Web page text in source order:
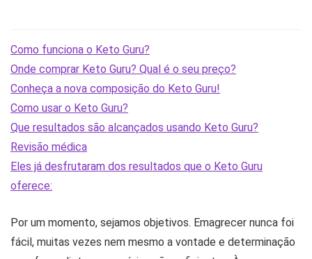
Como funciona o Keto Guru?
Onde comprar Keto Guru? Qual é o seu preço?
Conheça a nova composição do Keto Guru!
Como usar o Keto Guru?
Que resultados são alcançados usando Keto Guru?
Revisão médica
Eles já desfrutaram dos resultados que o Keto Guru
oferece:
Por um momento, sejamos objetivos. Emagrecer nunca foi
fácil, muitas vezes nem mesmo a vontade e determinação